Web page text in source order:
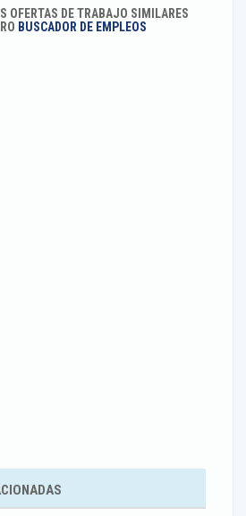
OFERTAS DE TRABAJO SIMILARES
BUSCADOR DE EMPLEOS